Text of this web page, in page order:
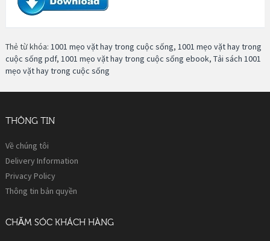
Thẻ từ khóa: 1001 mẹo vặt hay trong cuộc sống, 1001 mẹo vặt hay trong
cuộc sống pdf, 1001 mẹo vặt hay trong cuộc sống ebook, Tải sách 1001
mẹo vặt hay trong cuộc sống
THÔNG TIN
Về chúng tôi
Delivery Information
Privacy Policy
Thông tin bản quyền
CHĂM SÓC KHÁCH HÀNG